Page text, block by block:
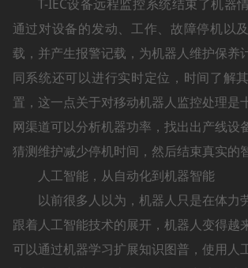
T-IEC设备远程监控系统结束了机器情
通过对设备的发动、工作、故障停机以
载，并产生报警记载，为机器人维护保养
同系统还可以进行实时定位，时间了解
置，这一点关于对移动机器人监控处理是
网渠道可以分析机器功率，找出出产线设
猜测维护减少停机时间，然后结束真实的
人工智能，从自动化到机器智能
以前很多人以为，机器人只是在体力
跟着人工智能技术的展开，机器人变得越
可以通过机器学习扩展知识图普，使用人